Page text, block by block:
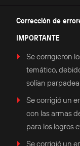
Corrección de
IMPORTANTE
Se corrigieron
temático,
solían
Se corrigió un
con las armas
para los logros
Se corrigió un